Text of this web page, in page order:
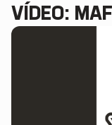
VÍDEO: